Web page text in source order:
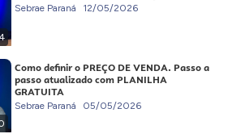
Sebrae Paraná 12/05/2026
Como definir o PREÇO DE VENDA. Passo a
passo atualizado com PLANILHA
GRATUITA
Sebrae Paraná 05/05/2026